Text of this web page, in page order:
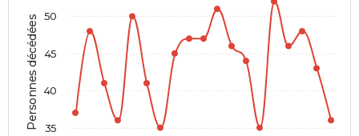
Personnes décédées 35
40
45
50